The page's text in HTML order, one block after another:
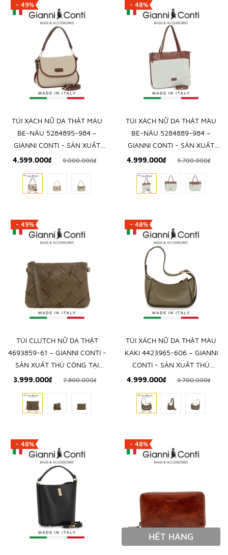
- 49%
TÚI XÁCH NỮ DA THẬT MÀU
BE-NÂU 5284895-984 –
GIANNI CONTI - SẢN XUẤT
THỦ CÔNG TẠI ITALY
4.599.000₫ 9.000.000₫
- 48%
TÚI XÁCH NỮ DA THẬT MÀU
BE-NÂU 5284889-984 –
GIANNI CONTI - SẢN XUẤT
THỦ CÔNG TẠI ITALY
4.999.000₫ 9.700.000₫
- 49%
TÚI CLUTCH NỮ DA THẬT
4693859-61 – GIANNI CONTI -
SẢN XUẤT THỦ CÔNG TẠI
ITALY
3.999.000₫ 7.800.000₫
- 48%
TÚI XÁCH NỮ DA THẬT MÀU
KAKI 4423965-606 – GIANNI
CONTI - SẢN XUẤT THỦ
CÔNG TẠI ITALY
4.999.000₫ 9.700.000₫
- 48% - 48%
HẾT HÀNG